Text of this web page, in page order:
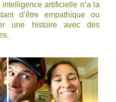
artificielle n’a la
d’être empathique ou
une histoire avec des